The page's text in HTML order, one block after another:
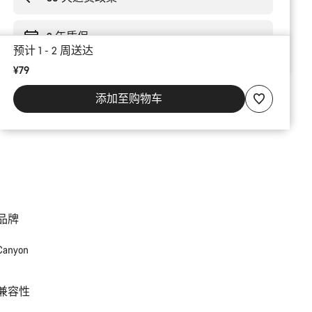
2 年质保
预计 1 - 2 周送达
¥79
添加至购物车
牌
容性